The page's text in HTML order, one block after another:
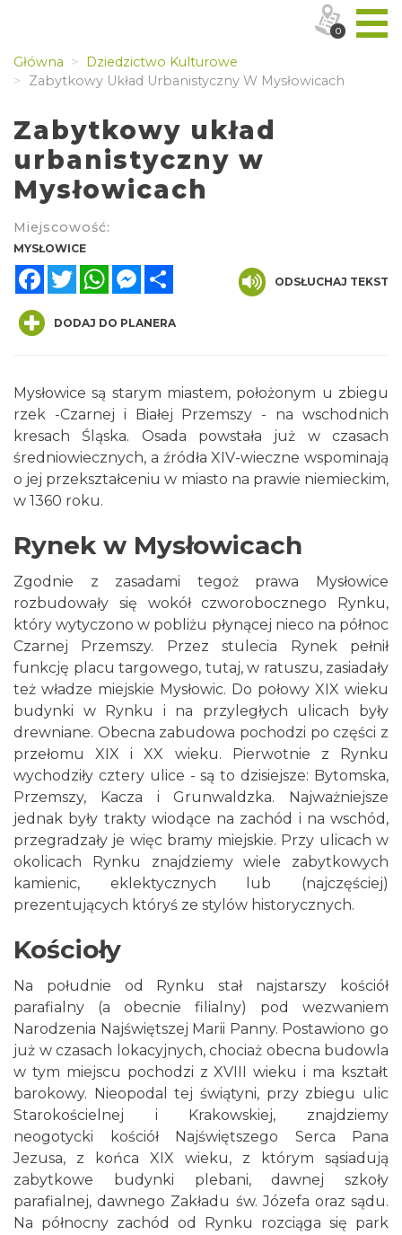
Główna
Dziedzictwo Kulturowe
Zabytkowy Układ Urbanistyczny W Mysłowicach
Zabytkowy układ
urbanistyczny w
Mysłowicach
Miejscowość:
MYSŁOWICE
FacebookTwitterWhatsAppMessenger
ODSŁUCHAJ TEKST
DODAJ DO PLANERA
Mysłowice są starym miastem, położonym u zbiegu
rzek -Czarnej i Białej Przemszy - na wschodnich
kresach Śląska. Osada powstała już w czasach
średniowiecznych, a źródła XIV-wieczne wspominają
o jej przekształceniu w miasto na prawie niemieckim,
w 1360 roku.
Rynek w Mysłowicach
Zgodnie z zasadami tegoż prawa Mysłowice
rozbudowały się wokół czworobocznego Rynku,
który wytyczono w pobliżu płynącej nieco na północ
Czarnej Przemszy. Przez stulecia Rynek pełnił
funkcję placu targowego, tutaj, w ratuszu, zasiadały
też władze miejskie Mysłowic. Do połowy XIX wieku
budynki w Rynku i na przyległych ulicach były
drewniane. Obecna zabudowa pochodzi po części z
przełomu XIX i XX wieku. Pierwotnie z Rynku
wychodziły cztery ulice - są to dzisiejsze: Bytomska,
Przemszy, Kacza i Grunwaldzka. Najważniejsze
jednak były trakty wiodące na zachód i na wschód,
przegradzały je więc bramy miejskie. Przy ulicach w
okolicach Rynku znajdziemy wiele zabytkowych
kamienic, eklektycznych lub (najczęściej)
prezentujących któryś ze stylów historycznych.
Kościoły
Na południe od Rynku stał najstarszy kościół
parafialny (a obecnie filialny) pod wezwaniem
Narodzenia Najświętszej Marii Panny. Postawiono go
już w czasach lokacyjnych, chociaż obecna budowla
w tym miejscu pochodzi z XVIII wieku i ma kształt
barokowy. Nieopodal tej świątyni, przy zbiegu ulic
Starokościelnej i Krakowskiej, znajdziemy
neogotycki kościół Najświętszego Serca Pana
Jezusa, z końca XIX wieku, z którym sąsiadują
zabytkowe budynki plebani, dawnej szkoły
parafialnej, dawnego Zakładu św. Józefa oraz sądu.
Na północny zachód od Rynku rozciąga się park
0